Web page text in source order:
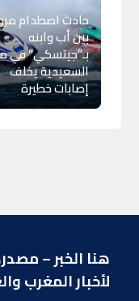
حادث اصطدام
بين أب وابنه
بـ”جيتسكي” في
السعيدية يخلف
إصابات خطيرة
هنا الخبر –
لأخبار المغرب